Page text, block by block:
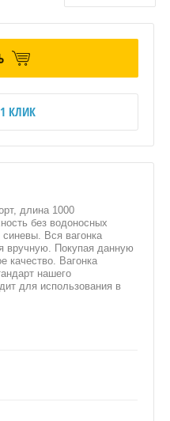
КЛИК
длина 1000
без водоносных
Вся вагонка
вручную. Покупая данную
качество. Вагонка
нашего
для использования в